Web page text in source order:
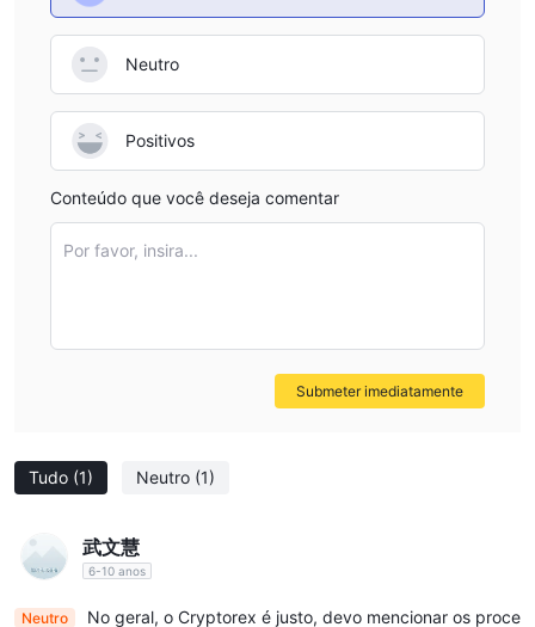
Tudo (1) Neutro (1)
武文慧
6-10 anos
Neutro
No geral, o Cryptorex é justo, devo mencionar os proce
Neutro
Positivos
Conteúdo que você deseja comentar
Por favor, insira...
Submeter imediatamente